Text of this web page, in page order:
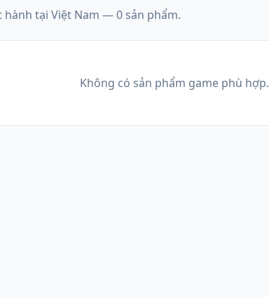
hành tại Việt Nam —0 sản phẩm.
Không có sản phẩm game phù hợp.